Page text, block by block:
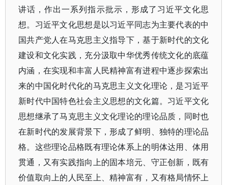
讲话，作出一系列指示批示，形成了习近平文化思
想。习近平文化思想是以习近平同志为主要代表的中
国共产党人在马克思主义指导下，基于新时代的文化
建设和文化实践，充分汲取中华优秀传统文化的底蕴
内涵，在实现和丰富人民精神富有进程中逐步探索出
来的中国化时代化的马克思主义文化理论，是习近平
新时代中国特色社会主义思想的文化篇。习近平文化
思想继承了马克思主义文化理论的理论品质，同时也
在新时代的发展背景下，形成了鲜明、独特的理论品
格。这些理论品格既有理论体系上的明体达用、体用
贯通，又有实践指向上的固本培元、守正创新，既有
价值取向上的人民至上、精神富有，又有格局情怀上